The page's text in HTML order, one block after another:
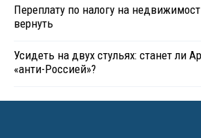
Переплату по налогу на
вернуть
Усидеть на двух стульях: станет ли
«анти-Россией»?